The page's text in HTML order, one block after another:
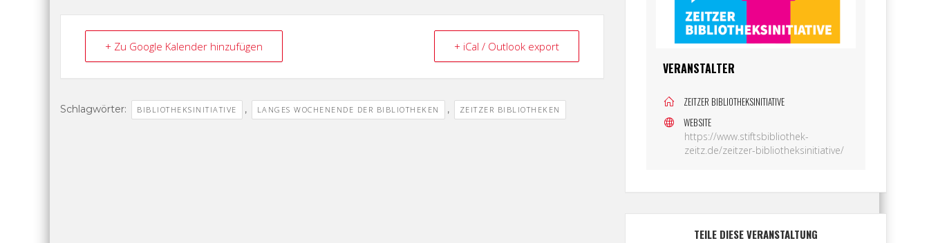
+ Zu Google Kalender hinzufügen + iCal / Outlook export
Schlagwörter: BIBLIOTHEKSINITIATIVE , LANGES WOCHENENDE DER BIBLIOTHEKEN , ZEITZER BIBLIOTHEKEN
VERANSTALTER
ZEITZER BIBLIOTHEKSINITIATIVE
WEBSITE
https://www.stiftsbibliothek-
zeitz.de/zeitzer-bibliotheksinitiative/
TEILE DIESE VERANSTALTUNG